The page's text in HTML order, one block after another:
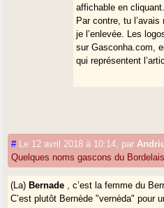
affichable en cliquant.
Par contre, tu
je l’enlevée. Les
sur Gasconha.com,
qui représentent
# Le 12 avril 2018 à 10:14 par
Quelques noms gascons du Bordelais
(La) Bernade
, c’est la femme du
C’est plutôt Bernède "vernèda" pour